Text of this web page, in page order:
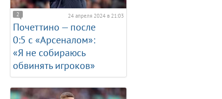
2 24 апреля 2024 в 21:03
Почеттино — после
0:5 с «Арсеналом»:
«Я не собираюсь
обвинять игроков»